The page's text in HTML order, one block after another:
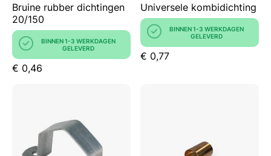
Bruine rubber dichtingen
20/150
BINNEN 1-3 WERKDAGEN
GELEVERD
€ 0,46
Universele kombidichting
BINNEN 1-3 WERKDAGEN
GELEVERD
€ 0,77